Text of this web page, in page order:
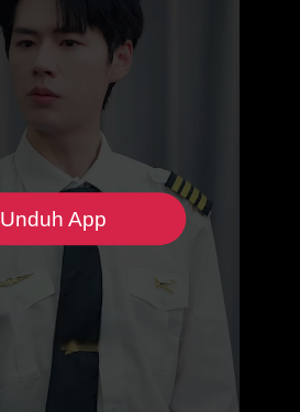
Unduh App